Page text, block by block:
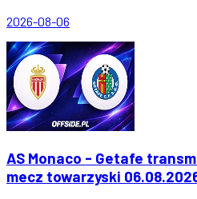
2026-08-06
AS Monaco - Getafe
mecz towarzyski